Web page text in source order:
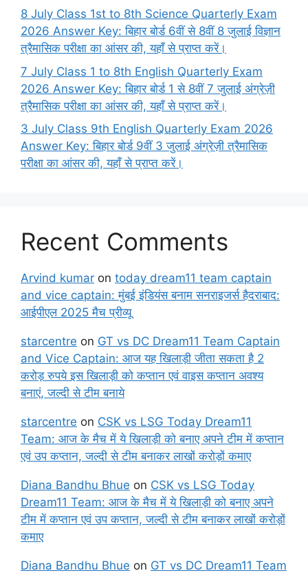
8 July Class 1st to 8th Science Quarterly Exam
2026 Answer Key: बिहार बोर्ड 6वीं से 8वीं 8 जुलाई विज्ञान
त्रैमासिक परीक्षा का आंसर की, यहाँ से प्राप्त करें।
7 July Class 1 to 8th English Quarterly Exam
2026 Answer Key: बिहार बोर्ड 1 से 8वीं 7 जुलाई अंग्रेज़ी
त्रैमासिक परीक्षा का आंसर की, यहाँ से प्राप्त करें।
3 July Class 9th English Quarterly Exam 2026
Answer Key: बिहार बोर्ड 9वीं 3 जुलाई अंग्रेज़ी त्रैमासिक
परीक्षा का आंसर की, यहाँ से प्राप्त करें।
Recent Comments
Arvind kumar on today dream11 team captain
and vice captain: मुंबई इंडियंस बनाम सनराइजर्स हैदराबाद:
आईपीएल 2025 मैच प्रीव्यू
starcentre on GT vs DC Dream11 Team Captain
and Vice Captain: आज यह खिलाड़ी जीता सकता है 2
करोड़ रुपये इस खिलाड़ी को कप्तान एवं वाइस कप्तान अवश्य
बनाएं, जल्दी से टीम बनाये
starcentre on CSK vs LSG Today Dream11
Team: आज के मैच में ये खिलाड़ी को बनाए अपने टीम में कप्तान
एवं उप कप्तान, जल्दी से टीम बनाकर लाखों करोड़ों कमाए
Diana Bandhu Bhue on CSK vs LSG Today
Dream11 Team: आज के मैच में ये खिलाड़ी को बनाए अपने
टीम में कप्तान एवं उप कप्तान, जल्दी से टीम बनाकर लाखों करोड़ों
कमाए
Diana Bandhu Bhue on GT vs DC Dream11 Team